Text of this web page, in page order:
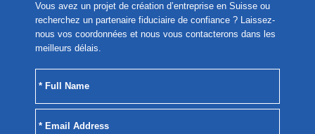
Vous avez un projet de création d’entreprise en Suisse ou
recherchez un partenaire fiduciaire de confiance ? Laissez-
nous vos coordonnées et nous vous contacterons dans les
meilleurs délais.